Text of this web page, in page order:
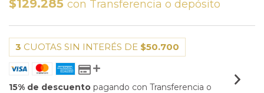
$129.285 con Transferencia o depósito
3 CUOTAS SIN INTERÉS DE $50.700
15% de descuento pagando con Transferencia o